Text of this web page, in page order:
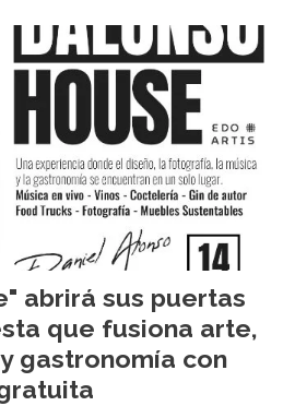
abrirá sus puertas
que fusiona arte,
gastronomía con